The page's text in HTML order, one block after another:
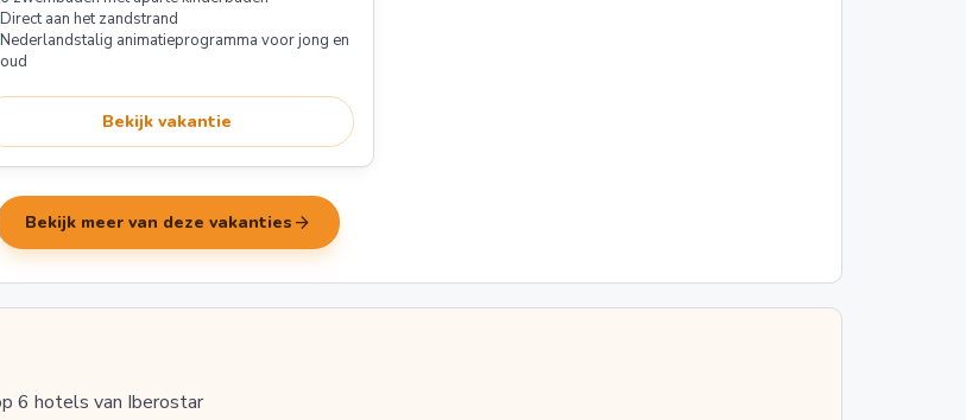
Direct aan het zandstrand
Nederlandstalig animatieprogramma voor jong en
oud
Bekijk vakantie
Bekijk meer van deze vakanties arrow_forward
6 hotels van Iberostar